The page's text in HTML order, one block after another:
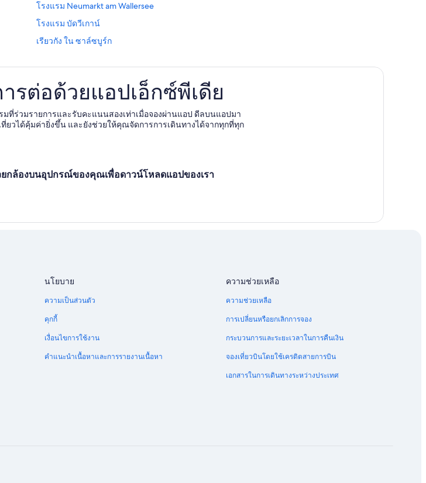
โรงแรม Neumarkt am Wallersee
โรงแรม บัดวีเกาน์
เรียวกัง ใน ซาล์ซบูร์ก
โรงแรมบูติกใน ซาล์ซบูร์ก
Wyndham Hotelsใน ซาล์ซบูร์ก
Vienna International Hotelsใน ซาล์ซบูร์ก
โรงแรม ชลีดอร์ฟ
รต่อด้วยแอปเอ็กซ์พีเดีย
ที่ร่วมรายการและรับคะแนนสองเท่าเมื่อจองผ่านแอป ดีลบนแอปมา
ยวได้คุ้มค่ายิ่งขึ้น และยังช่วยให้คุณจัดการการเดินทางได้จากทุกที่ทุก
กล้องบนอุปกรณ์ของคุณเพื่อดาวน์โหลดแอปของเรา
นโยบาย
ความเป็นส่วนตัว
คุกกี้
เงื่อนไขการใช้งาน
คำแนะนำเนื้อหาและการรายงานเนื้อหา
ความช่วยเหลือ
ความช่วยเหลือ
การเปลี่ยนหรือยกเลิกการจอง
กระบวนการและระยะเวลาในการคืนเงิน
จองเที่ยวบินโดยใช้เครดิตสายการบิน
เอกสารในการเดินทางระหว่างประเทศ